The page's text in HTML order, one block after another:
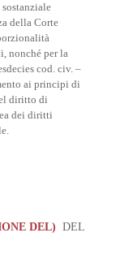
della Corte
nonché per la
cod. civ. –
ai principi di
diritto di
dei diritti
DEL) DEL